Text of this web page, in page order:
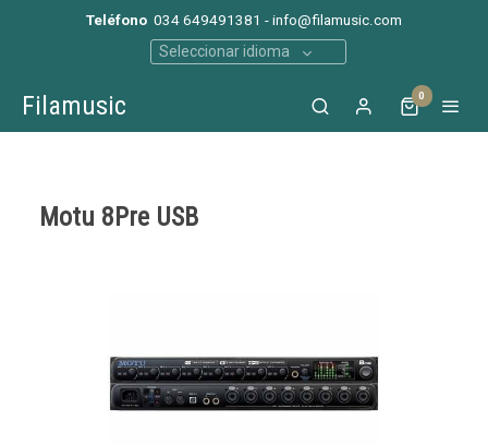
Teléfono 034 649491381 - info@filamusic.com
Seleccionar idioma
Filamusic 0
Motu 8Pre USB